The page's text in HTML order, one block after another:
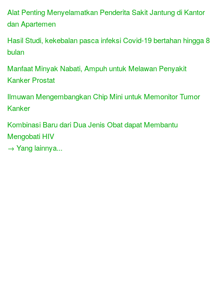
Alat Penting Menyelamatkan Penderita Sakit Jantung di Kantor
dan Apartemen
Hasil Studi, kekebalan pasca infeksi Covid-19 bertahan hingga 8
bulan
Manfaat Minyak Nabati, Ampuh untuk Melawan Penyakit
Kanker Prostat
Ilmuwan Mengembangkan Chip Mini untuk Memonitor Tumor
Kanker
Kombinasi Baru dari Dua Jenis Obat dapat Membantu
Mengobati HIV
→ Yang lainnya...